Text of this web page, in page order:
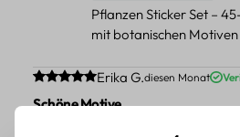
Pflanzen Sticker Set –
mit botanischen Motiven
Durchschnittliche Bewertung von 5
Erika G.diesen Monat
Schöne Motive